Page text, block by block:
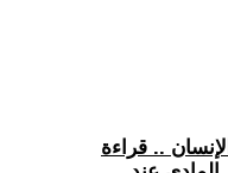
.. قراءة